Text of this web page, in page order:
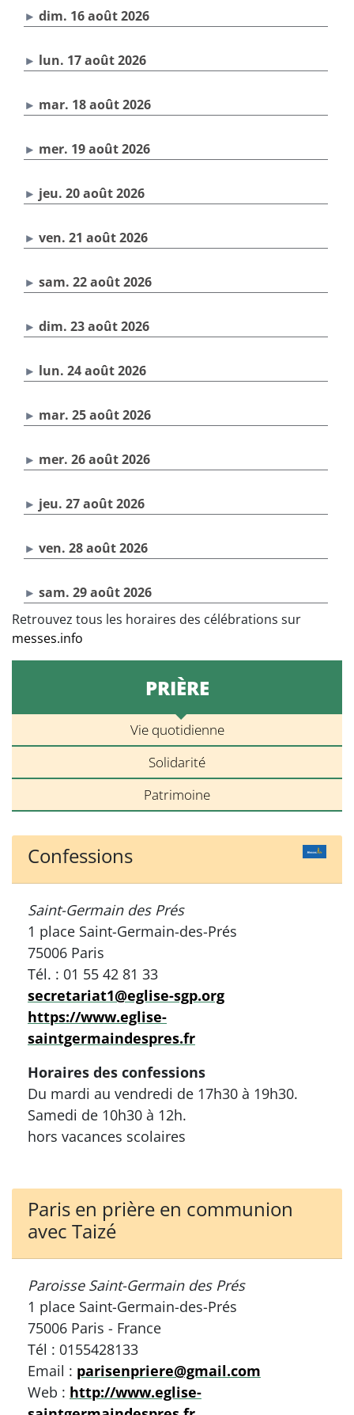
dim. 16 août 2026
lun. 17 août 2026
mar. 18 août 2026
mer. 19 août 2026
jeu. 20 août 2026
ven. 21 août 2026
sam. 22 août 2026
dim. 23 août 2026
lun. 24 août 2026
mar. 25 août 2026
mer. 26 août 2026
jeu. 27 août 2026
ven. 28 août 2026
sam. 29 août 2026
Retrouvez tous les horaires des célébrations sur
messes.info
PRIÈRE
Vie quotidienne
Solidarité
Patrimoine
Confessions
Saint-Germain des Prés
1 place Saint-Germain-des-Prés
75006 Paris
Tél. : 01 55 42 81 33
secretariat1@eglise-sgp.org
https://www.eglise-
saintgermaindespres.fr
Horaires des confessions
Du mardi au vendredi de 17h30 à 19h30.
Samedi de 10h30 à 12h.
hors vacances scolaires
Paris en prière en communion
avec Taizé
Paroisse Saint-Germain des Prés
1 place Saint-Germain-des-Prés
75006 Paris - France
Tél : 0155428133
Email : parisenpriere@gmail.com
Web : http://www.eglise-